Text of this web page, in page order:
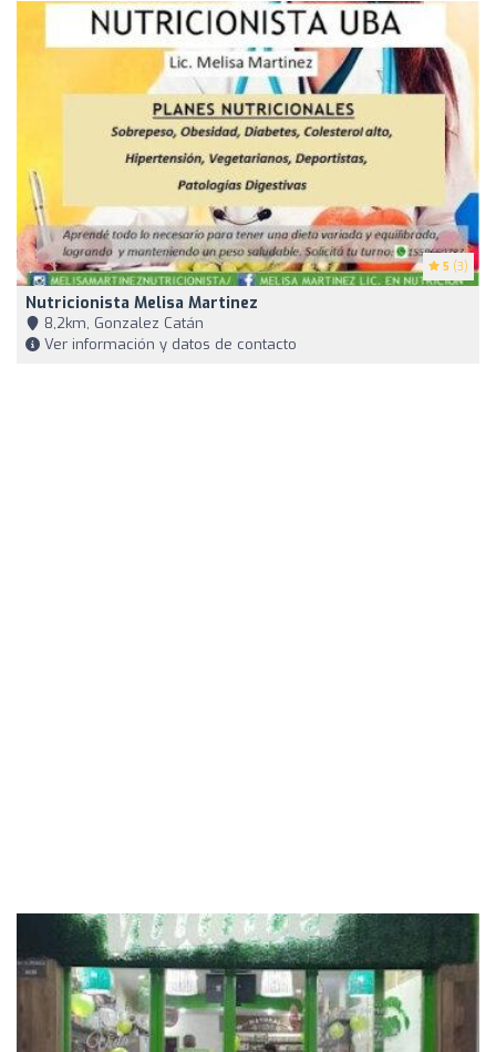
5 (3)
Nutricionista Melisa Martinez
8,2km, Gonzalez Catán
Ver información y datos de contacto